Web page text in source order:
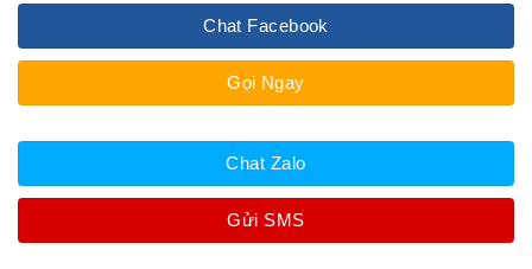
Chat Facebook
Gọi Ngay
Chat Zalo
Gửi SMS